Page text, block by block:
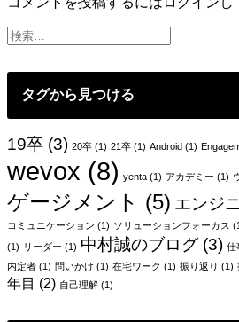
ゲ
シ
ョ
ン
タグから見つける
19卒 (3) 20卒 (1) 21卒 (1) Android (1)
wevox (8) yenta (1) アカデミー (1)
ゲージメント (5) エンジ
コミュニケーション (1) ソリューションフォーカス
(1) リーダー (1) 中村誠のブログ(3) 仕
内定者 (1) 問いかけ (1) 在宅ワーク (1) 振り返り (1)
年目 (2) 自己理解 (1)